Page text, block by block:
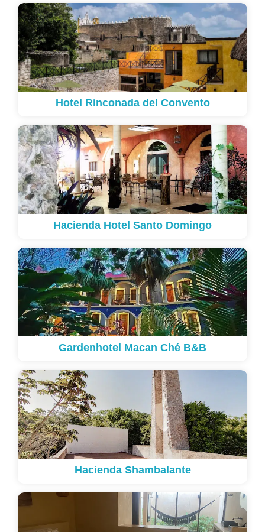
Hotel Rinconada del Convento
Hacienda Hotel Santo Domingo
Gardenhotel Macan Ché B&B
Hacienda Shambalante